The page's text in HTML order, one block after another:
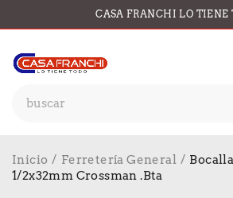
CASA FRANCHI LO TIENE
Inicio / Ferretería General /
1/2x32mm Crossman .Bta